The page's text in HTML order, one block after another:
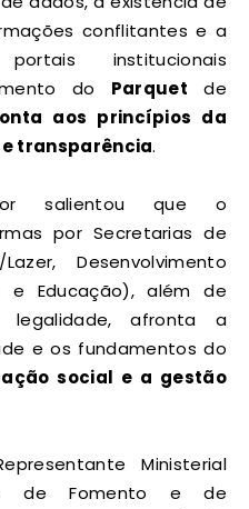
conflitantes e a
institucionais
do Parquet de
aos princípios da
transparência.
salientou que o
por Secretarias de
Desenvolvimento
e Educação), além de
afronta a
e os fundamentos do
social e a gestão
Ministerial
de Fomento e de